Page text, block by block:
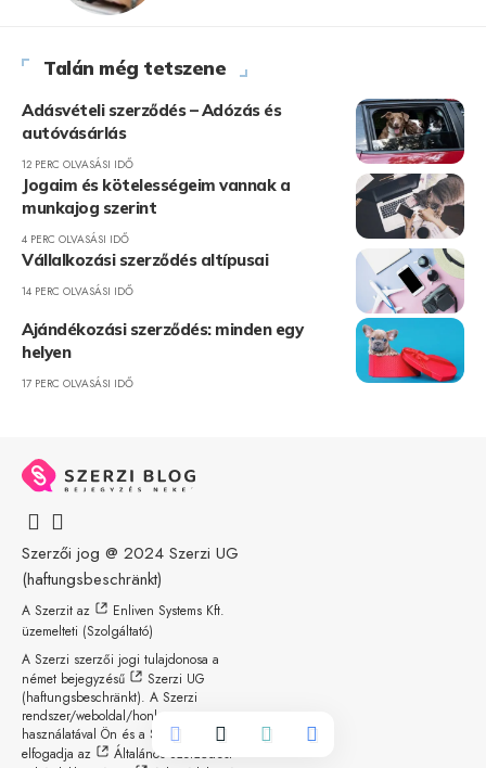
Talán még tetszene
Adásvételi szerződés – Adózás és
autóvásárlás
12 PERC OLVASÁSI IDŐ
Jogaim és kötelességeim vannak a
munkajog szerint
4 PERC OLVASÁSI IDŐ
Vállalkozási szerződés altípusai
14 PERC OLVASÁSI IDŐ
Ajándékozási szerződés: minden egy
helyen
17 PERC OLVASÁSI IDŐ
Szerzői jog @ 2024 Szerzi UG
(haftungsbeschränkt)
A Szerzit az
Enliven Systems Kft.
üzemelteti (Szolgáltató)
A Szerzi szerzői jogi tulajdonosa a
német bejegyzésű
Szerzi UG
(haftungsbeschränkt). A Szerzi
rendszer/weboldal/honlap
használatával Ön és a Szolgáltató
elfogadja az
Általános Szerződési